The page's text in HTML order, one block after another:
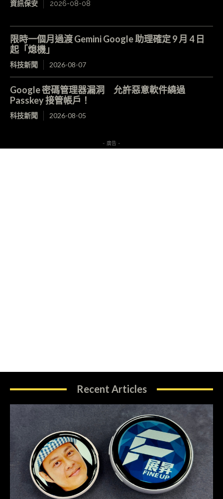
資訊保安 2026-08-08
限時一個月過渡 Gemini Google 助理確定 9 月 4 日
起「熄機」
科技新聞 2026-08-07
Google 密碼管理器漏洞 允許惡意軟件繞過
Passkey 接管帳戶！
科技新聞 2026-08-05
- 廣告 -
Recent Articles